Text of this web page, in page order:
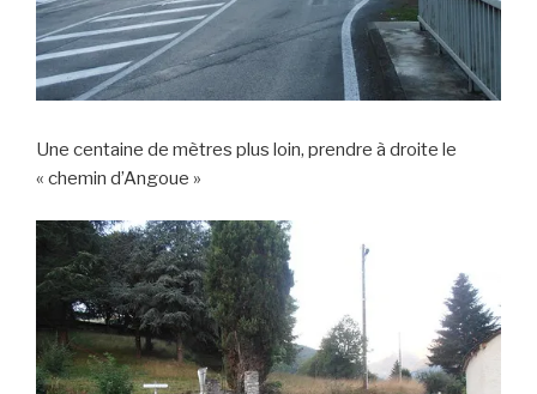
Une centaine de mètres plus loin, prendre à droite le
« chemin d’Angoue »